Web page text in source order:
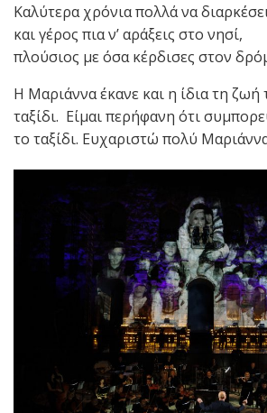
Καλύτερα χρόνια πολλά να
και γέρος πια ν’ αράξεις στο νησί,
πλούσιος με όσα κέρδισες στον
Η Μαριάννα έκανε και η ίδια τη ζωή
ταξίδι. Είμαι περήφανη ότι
το ταξίδι. Ευχαριστώ πολύ